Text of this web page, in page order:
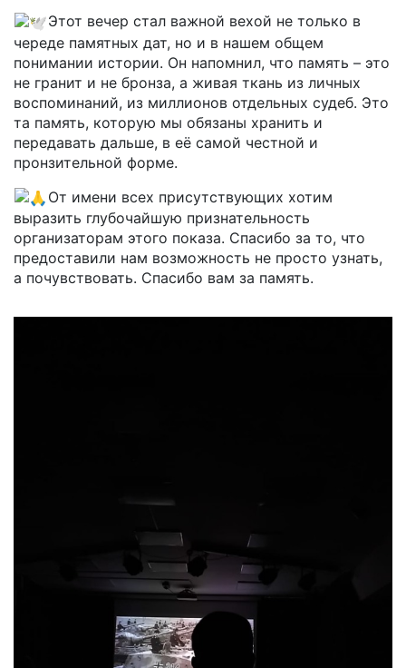
Этот вечер стал важной вехой не только в
череде памятных дат, но и в нашем общем
понимании истории. Он напомнил, что память – это
не гранит и не бронза, а живая ткань из личных
воспоминаний, из миллионов отдельных судеб. Это
та память, которую мы обязаны хранить и
передавать дальше, в её самой честной и
пронзительной форме.
От имени всех присутствующих хотим
выразить глубочайшую признательность
организаторам этого показа. Спасибо за то, что
предоставили нам возможность не просто узнать,
а почувствовать. Спасибо вам за память.